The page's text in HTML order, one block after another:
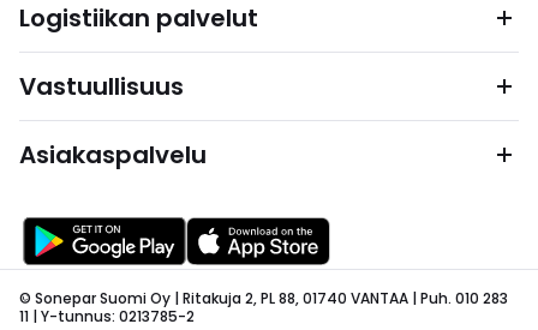
Logistiikan palvelut
Vastuullisuus
Asiakaspalvelu
© Sonepar Suomi Oy | Ritakuja 2, PL 88, 01740 VANTAA | Puh. 010 283
11 | Y-tunnus: 0213785-2